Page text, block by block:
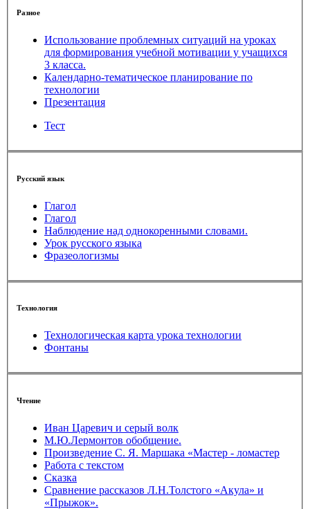
Разное
Использование проблемных ситуаций на уроках
для формирования учебной мотивации у учащихся
3 класса.
Календарно-тематическое планирование по
технологии
Презентация
Тест
Русский язык
Глагол
Глагол
Наблюдение над однокоренными словами.
Урок русского языка
Фразеологизмы
Технология
Технологическая карта урока технологии
Фонтаны
Чтение
Иван Царевич и серый волк
М.Ю.Лермонтов обобщение.
Произведение С. Я. Маршака «Мастер - ломастер
Работа с текстом
Сказка
Сравнение рассказов Л.Н.Толстого «Акула» и
«Прыжок».